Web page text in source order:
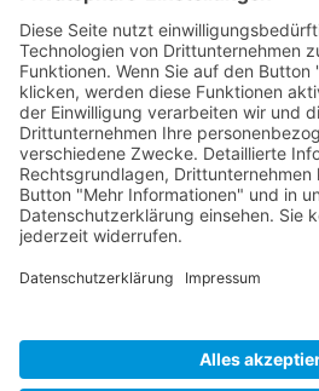
Unternehmen
Service
Media
© 2026 - Camaro Erich
AGB Impressum